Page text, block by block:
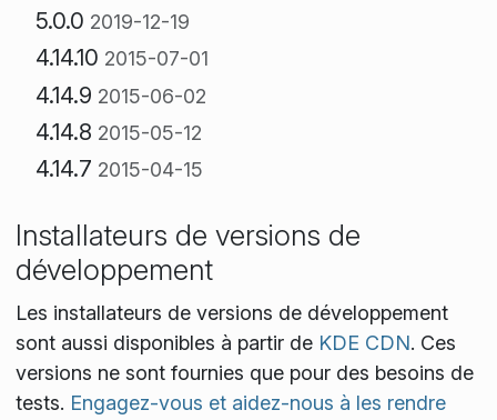
5.0.0 2019-12-19
4.14.10 2015-07-01
4.14.9 2015-06-02
4.14.8 2015-05-12
4.14.7 2015-04-15
Installateurs de versions de
développement
Les installateurs de versions de développement
sont aussi disponibles à partir de KDE CDN. Ces
versions ne sont fournies que pour des besoins de
tests. Engagez-vous et aidez-nous à les rendre